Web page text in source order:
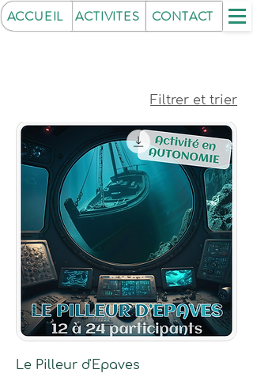
ACTIVITES CONTACT
ACCUEIL
Filtrer et trier
Le Pilleur d'Epaves